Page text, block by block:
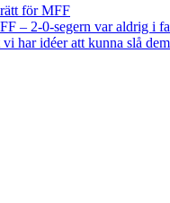
för MFF
– 2-0-segern var aldrig i
har idéer att kunna slå